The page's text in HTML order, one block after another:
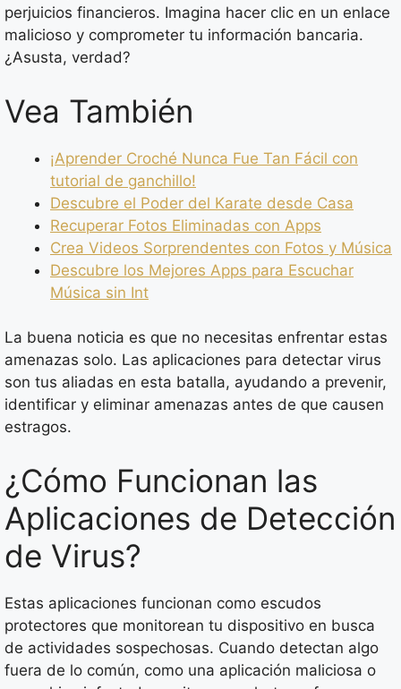
perjuicios financieros. Imagina hacer clic en un enlace
malicioso y comprometer tu información bancaria.
¿Asusta, verdad?
Vea También
¡Aprender Croché Nunca Fue Tan Fácil con
tutorial de ganchillo!
Descubre el Poder del Karate desde Casa
Recuperar Fotos Eliminadas con Apps
Crea Videos Sorprendentes con Fotos y Música
Descubre los Mejores Apps para Escuchar
Música sin Int
La buena noticia es que no necesitas enfrentar estas
amenazas solo. Las aplicaciones para detectar virus
son tus aliadas en esta batalla, ayudando a prevenir,
identificar y eliminar amenazas antes de que causen
estragos.
¿Cómo Funcionan las
Aplicaciones de Detección
de Virus?
Estas aplicaciones funcionan como escudos
protectores que monitorean tu dispositivo en busca
de actividades sospechosas. Cuando detectan algo
fuera de lo común, como una aplicación maliciosa o